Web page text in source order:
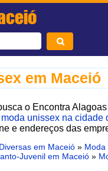
em Maceió
o Encontra
moda unissex na cidade
e endereços das
em Maceió » Moda
Juvenil em Maceió »